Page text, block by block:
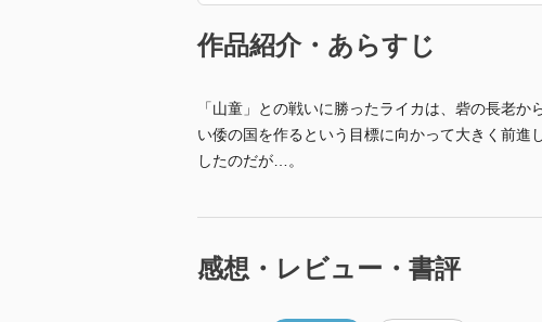
作品紹介・あらすじ
「山童」との戦いに勝ったライカは、砦の長老
い倭の国を作るという目標に向かって大きく前進
したのだが…。
感想・レビュー・書評